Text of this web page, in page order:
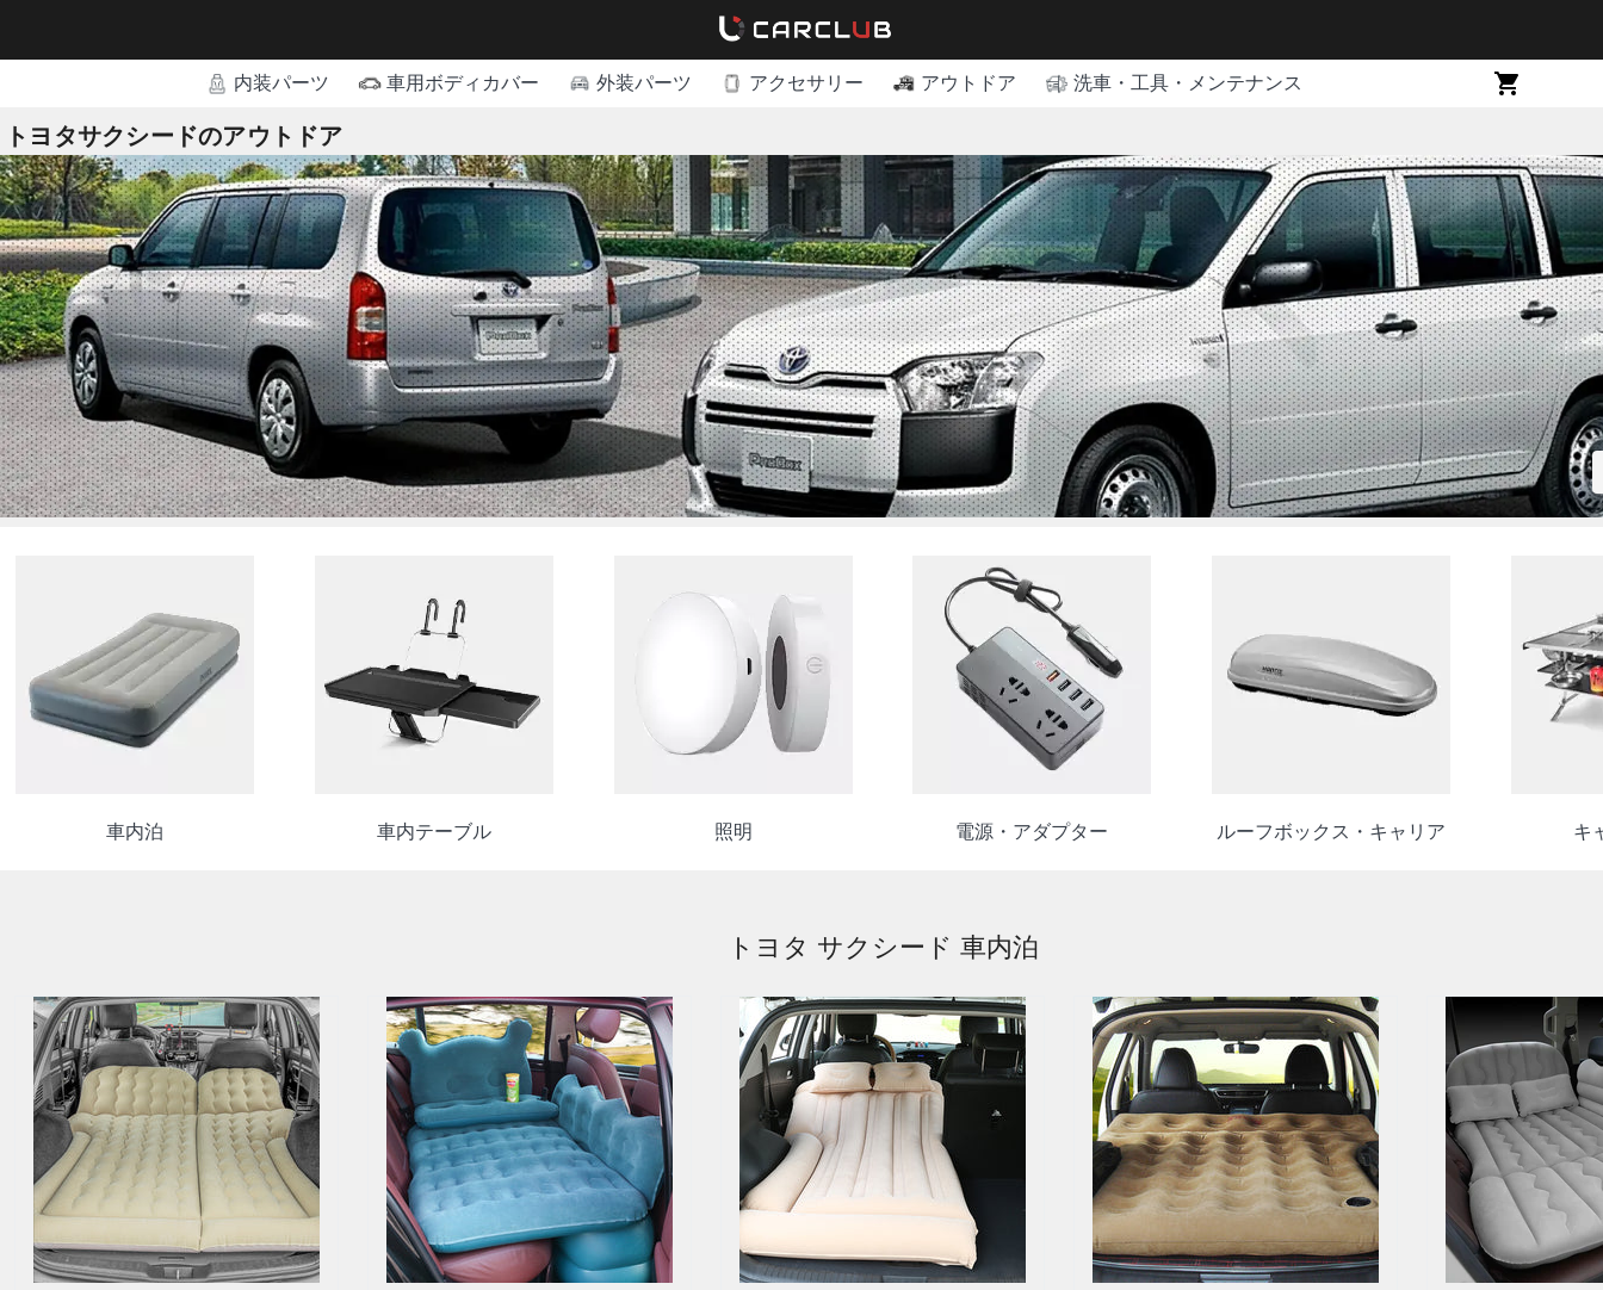
内装パーツ 車用ボディカバー 外装パーツ アクセサリー アウトドア 洗車・工具・メンテナンス
トヨタサクシードのアウトドア
車内泊 車内テーブル 照明 電源・アダプター ルーフボックス・キャリア キ
トヨタ サクシード 車内泊